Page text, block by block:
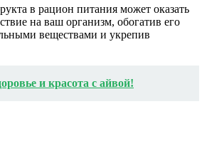
в рацион питания может оказать
на ваш организм, обогатив его
веществами и укрепив
и красота с айвой!